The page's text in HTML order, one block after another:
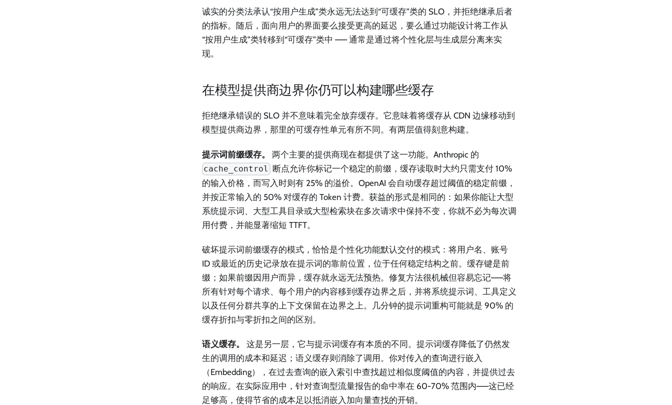
诚实的分类法承认“按用户生成”类永远无法达到“可缓存”类的 SLO，并拒绝继承后者
的指标。随后，面向用户的界面要么接受更高的延迟，要么通过功能设计将工作从
“按用户生成”类转移到“可缓存”类中 —— 通常是通过将个性化层与生成层分离来实
现。
在模型提供商边界你仍可以构建哪些缓存
拒绝继承错误的 SLO 并不意味着完全放弃缓存。它意味着将缓存从 CDN 边缘移动到
模型提供商边界，那里的可缓存性单元有所不同。有两层值得刻意构建。
提示词前缀缓存。 两个主要的提供商现在都提供了这一功能。Anthropic 的
cache_control 断点允许你标记一个稳定的前缀，缓存读取时大约只需支付 10%
的输入价格，而写入时则有 25% 的溢价。OpenAI 会自动缓存超过阈值的稳定前缀，
并按正常输入的 50% 对缓存的 Token 计费。获益的形式是相同的：如果你能让大型
系统提示词、大型工具目录或大型检索块在多次请求中保持不变，你就不必为每次调
用付费，并能显著缩短 TTFT。
破坏提示词前缀缓存的模式，恰恰是个性化功能默认交付的模式：将用户名、账号
ID 或最近的历史记录放在提示词的靠前位置，位于任何稳定结构之前。缓存键是前
缀；如果前缀因用户而异，缓存就永远无法预热。修复方法很机械但容易忘记——将
所有针对每个请求、每个用户的内容移到缓存边界之后，并将系统提示词、工具定义
以及任何分群共享的上下文保留在边界之上。几分钟的提示词重构可能就是 90% 的
缓存折扣与零折扣之间的区别。
语义缓存。
这是另一层，它与提示词缓存有本质的不同。提示词缓存降低了仍然发
生的调用的成本和延迟；语义缓存则消除了调用。你对传入的查询进行嵌入
（Embedding），在过去查询的嵌入索引中查找超过相似度阈值的内容，并提供过去
的响应。在实际应用中，针对查询型流量报告的命中率在 60-70% 范围内——这已经
足够高，使得节省的成本足以抵消嵌入加向量查找的开销。